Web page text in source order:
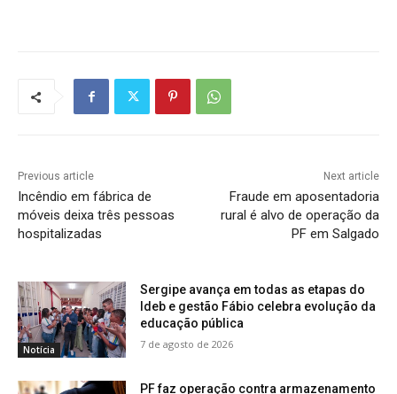
Previous article
Incêndio em fábrica de
móveis deixa três pessoas
hospitalizadas
Next article
Fraude em aposentadoria
rural é alvo de operação da
PF em Salgado
Notícia
Sergipe avança em todas as etapas do
Ideb e gestão Fábio celebra evolução da
educação pública
7 de agosto de 2026
PF faz operação contra armazenamento